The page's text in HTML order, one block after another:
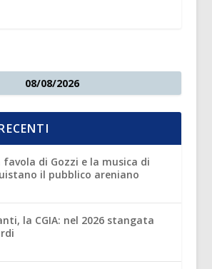
08/08/2026
di Gozzi e la musica di
il pubblico areniano
la CGIA: nel 2026 stangata